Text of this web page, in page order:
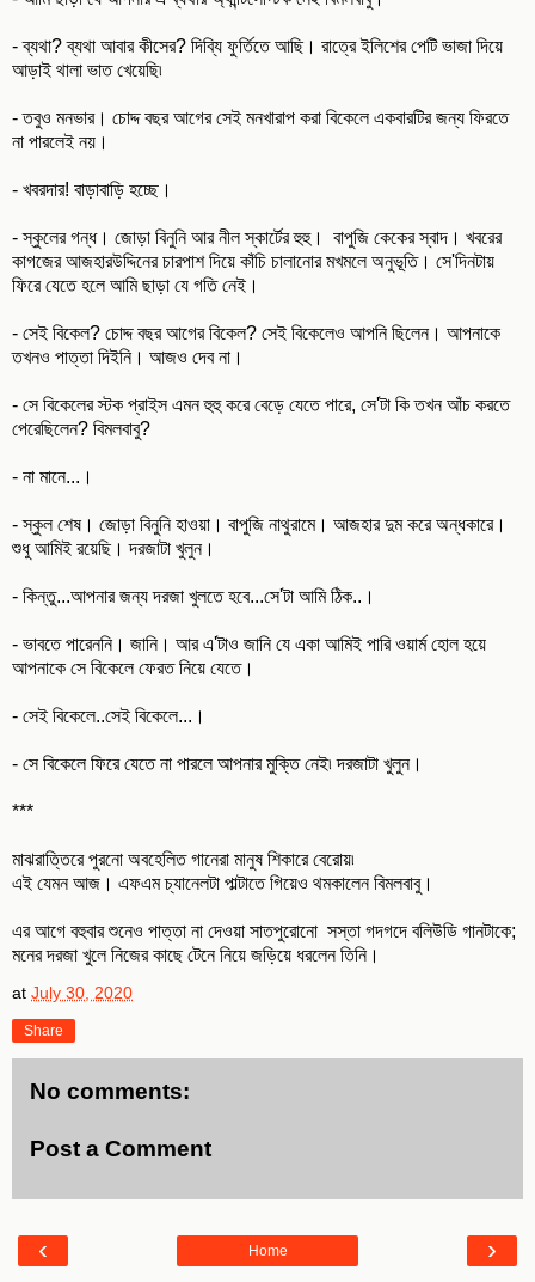
- ব্যথা? ব্যথা আবার কীসের? দিব্যি ফুর্তিতে আছি। রাত্রে ইলিশের পেটি ভাজা দিয়ে
আড়াই থালা ভাত খেয়েছি৷
- তবুও মনভার। চোদ্দ বছর আগের সেই মনখারাপ করা বিকেলে একবারটির জন্য ফিরতে
না পারলেই নয়।
- খবরদার! বাড়াবাড়ি হচ্ছে।
- স্কুলের গন্ধ। জোড়া বিনুনি আর নীল স্কার্টের হুহু। বাপুজি কেকের স্বাদ। খবরের
কাগজের আজহারউদ্দিনের চারপাশ দিয়ে কাঁচি চালানোর মখমলে অনুভূতি। সে'দিনটায়
ফিরে যেতে হলে আমি ছাড়া যে গতি নেই।
- সেই বিকেল? চোদ্দ বছর আগের বিকেল? সেই বিকেলেও আপনি ছিলেন। আপনাকে
তখনও পাত্তা দিইনি। আজও দেব না।
- সে বিকেলের স্টক প্রাইস এমন হুহু করে বেড়ে যেতে পারে, সে'টা কি তখন আঁচ করতে
পেরেছিলেন? বিমলবাবু?
- না মানে...।
- স্কুল শেষ। জোড়া বিনুনি হাওয়া। বাপুজি নাথুরামে। আজহার দুম করে অন্ধকারে।
শুধু আমিই রয়েছি। দরজাটা খুলুন।
- কিন্তু...আপনার জন্য দরজা খুলতে হবে...সে'টা আমি ঠিক..।
- ভাবতে পারেননি। জানি। আর এ'টাও জানি যে একা আমিই পারি ওয়ার্ম হোল হয়ে
আপনাকে সে বিকেলে ফেরত নিয়ে যেতে।
- সেই বিকেলে..সেই বিকেলে...।
- সে বিকেলে ফিরে যেতে না পারলে আপনার মুক্তি নেই৷ দরজাটা খুলুন।
***
মাঝরাত্তিরে পুরনো অবহেলিত গানেরা মানুষ শিকারে বেরোয়৷
এই যেমন আজ। এফএম চ্যানেলটা পাল্টাতে গিয়েও থমকালেন বিমলবাবু।
এর আগে বহুবার শুনেও পাত্তা না দেওয়া সাতপুরোনো সস্তা গদগদে বলিউডি গানটাকে;
মনের দরজা খুলে নিজের কাছে টেনে নিয়ে জড়িয়ে ধরলেন তিনি।
at July 30, 2020
Share
No comments:
Post a Comment
‹ ›
Home